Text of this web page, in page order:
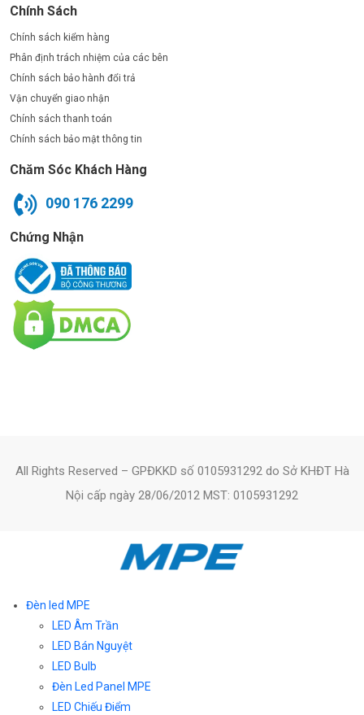
Chính Sách
Chính sách kiểm hàng
Phân định trách nhiệm của các bên
Chính sách bảo hành đổi trả
Vận chuyển giao nhận
Chính sách thanh toán
Chính sách bảo mật thông tin
Chăm Sóc Khách Hàng
090 176 2299
Chứng Nhận
All Rights Reserved – GPĐKKD số 0105931292 do Sở KHĐT Hà
Nội cấp ngày 28/06/2012 MST: 0105931292
Đèn led MPE
LED Âm Trần
LED Bán Nguyệt
LED Bulb
Đèn Led Panel MPE
LED Chiếu Điểm